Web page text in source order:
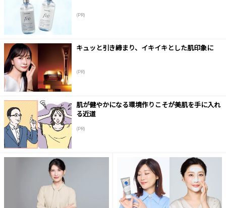
(PR)
キュッと引き締まり、イキイキとした肌印象に
(PR)
肌が健やかになる環境作りこそが美肌を手に入れ
る近道
(PR)